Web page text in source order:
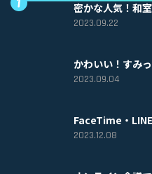
密かな人気！和
2023.09.22
かわいい！すみ
2023.09.04
FaceTime・
2023.12.08